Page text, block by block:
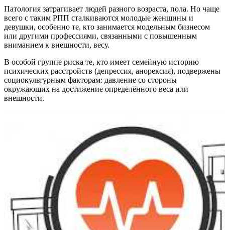
Патология затрагивает людей разного возраста, пола. Но чаще
всего с таким РПП сталкиваются молодые женщины и
девушки, особенно те, кто занимается модельным бизнесом
или другими профессиями, связанными с повышенным
вниманием к внешности, весу.
В особой группе риска те, кто имеет семейную историю
психических расстройств (депрессия, анорексия), подвержены
социокультурным факторам: давление со стороны
окружающих на достижение определённого веса или
внешности.